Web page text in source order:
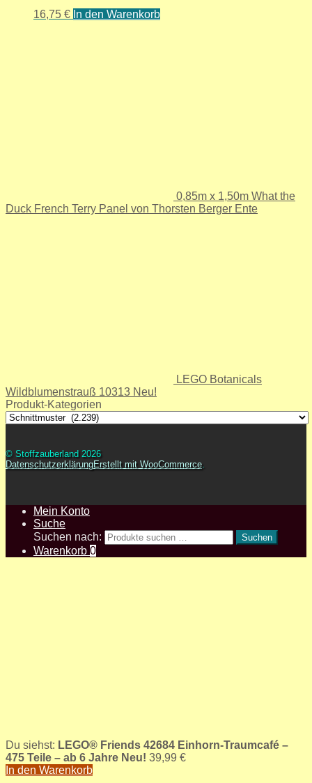
16,75 € In den Warenkorb
0,85m x 1,50m What the
Duck French Terry Panel von Thorsten Berger Ente
LEGO Botanicals
Wildblumenstrauß 10313 Neu!
Produkt-Kategorien
© Stoffzauberland 2026
DatenschutzerklärungErstellt mit WooCommerce.
Mein Konto
Suche
Suchen nach:
Suchen
Warenkorb 0
Du siehst: LEGO® Friends 42684 Einhorn-Traumcafé –
475 Teile – ab 6 Jahre Neu! 39,99 €
In den Warenkorb